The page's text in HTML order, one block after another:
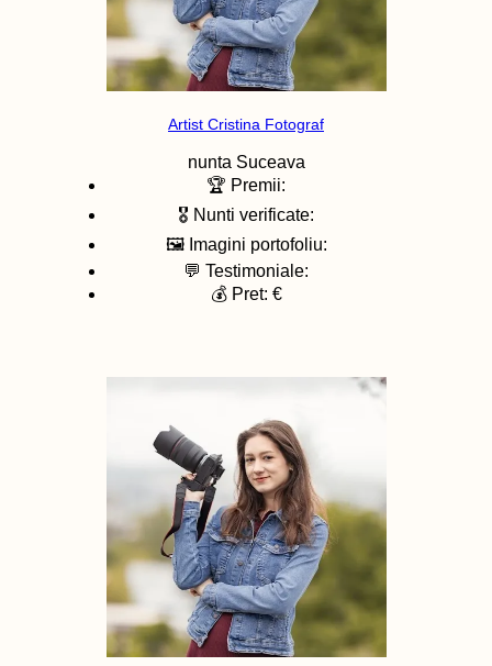
Artist Cristina Fotograf
nunta Suceava
🏆 Premii:
🎖️ Nunti verificate:
🖼️ Imagini portofoliu:
💬 Testimoniale:
💰 Pret: €